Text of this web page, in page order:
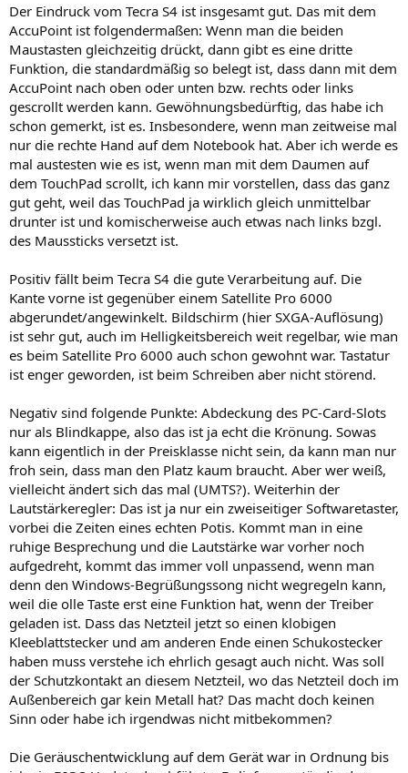
Der Eindruck vom Tecra S4 ist insgesamt gut. Das mit dem
AccuPoint ist folgendermaßen: Wenn man die beiden
Maustasten gleichzeitig drückt, dann gibt es eine dritte
Funktion, die standardmäßig so belegt ist, dass dann mit dem
AccuPoint nach oben oder unten bzw. rechts oder links
gescrollt werden kann. Gewöhnungsbedürftig, das habe ich
schon gemerkt, ist es. Insbesondere, wenn man zeitweise mal
nur die rechte Hand auf dem Notebook hat. Aber ich werde es
mal austesten wie es ist, wenn man mit dem Daumen auf
dem TouchPad scrollt, ich kann mir vorstellen, dass das ganz
gut geht, weil das TouchPad ja wirklich gleich unmittelbar
drunter ist und komischerweise auch etwas nach links bzgl.
des Maussticks versetzt ist.
Positiv fällt beim Tecra S4 die gute Verarbeitung auf. Die
Kante vorne ist gegenüber einem Satellite Pro 6000
abgerundet/angewinkelt. Bildschirm (hier SXGA-Auflösung)
ist sehr gut, auch im Helligkeitsbereich weit regelbar, wie man
es beim Satellite Pro 6000 auch schon gewohnt war. Tastatur
ist enger geworden, ist beim Schreiben aber nicht störend.
Negativ sind folgende Punkte: Abdeckung des PC-Card-Slots
nur als Blindkappe, also das ist ja echt die Krönung. Sowas
kann eigentlich in der Preisklasse nicht sein, da kann man nur
froh sein, dass man den Platz kaum braucht. Aber wer weiß,
vielleicht ändert sich das mal (UMTS?). Weiterhin der
Lautstärkeregler: Das ist ja nur ein zweiseitiger Softwaretaster,
vorbei die Zeiten eines echten Potis. Kommt man in eine
ruhige Besprechung und die Lautstärke war vorher noch
aufgedreht, kommt das immer voll unpassend, wenn man
denn den Windows-Begrüßungssong nicht wegregeln kann,
weil die olle Taste erst eine Funktion hat, wenn der Treiber
geladen ist. Dass das Netzteil jetzt so einen klobigen
Kleeblattstecker und am anderen Ende einen Schukostecker
haben muss verstehe ich ehrlich gesagt auch nicht. Was soll
der Schutzkontakt an diesem Netzteil, wo das Netzteil doch im
Außenbereich gar kein Metall hat? Das macht doch keinen
Sinn oder habe ich irgendwas nicht mitbekommen?
Die Geräuschentwicklung auf dem Gerät war in Ordnung bis